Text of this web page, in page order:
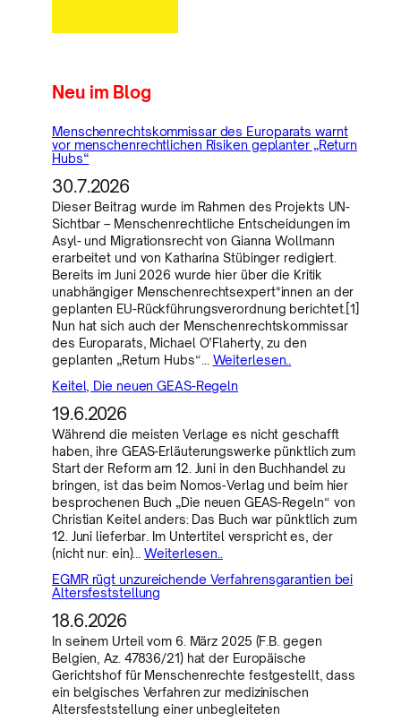
Neu im Blog
Menschenrechtskommissar des Europarats warnt
vor menschenrechtlichen Risiken geplanter „Return
Hubs“
30.7.2026
Dieser Beitrag wurde im Rahmen des Projekts UN-
Sichtbar – Menschenrechtliche Entscheidungen im
Asyl- und Migrationsrecht von Gianna Wollmann
erarbeitet und von Katharina Stübinger redigiert.
Bereits im Juni 2026 wurde hier über die Kritik
unabhängiger Menschenrechtsexpert*innen an der
geplanten EU-Rückführungsverordnung berichtet.[1]
Nun hat sich auch der Menschenrechtskommissar
des Europarats, Michael O’Flaherty, zu den
geplanten „Return Hubs“… Weiterlesen..
Keitel, Die neuen GEAS-Regeln
19.6.2026
Während die meisten Verlage es nicht geschafft
haben, ihre GEAS-Erläuterungswerke pünktlich zum
Start der Reform am 12. Juni in den Buchhandel zu
bringen, ist das beim Nomos-Verlag und beim hier
besprochenen Buch „Die neuen GEAS-Regeln“ von
Christian Keitel anders: Das Buch war pünktlich zum
12. Juni lieferbar. Im Untertitel verspricht es, der
(nicht nur: ein)…Weiterlesen..
EGMR rügt unzureichende Verfahrensgarantien bei
Altersfeststellung
18.6.2026
In seinem Urteil vom 6. März 2025 (F.B. gegen
Belgien, Az. 47836/21) hat der Europäische
Gerichtshof für Menschenrechte festgestellt, dass
ein belgisches Verfahren zur medizinischen
Altersfeststellung einer unbegleiteten